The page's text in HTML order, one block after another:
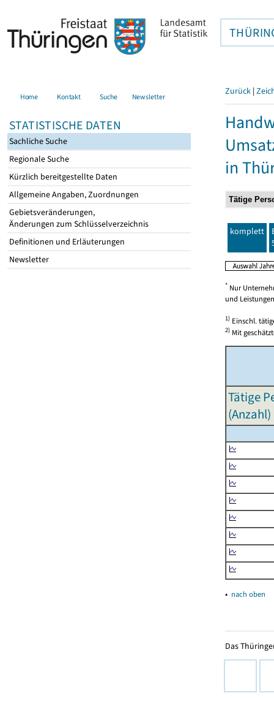
Home Kontakt Suche Newsletter
STATISTISCHE DATEN
Sachliche Suche
Regionale Suche
Kürzlich bereitgestellte Daten
Allgemeine Angaben, Zuordnungen
Gebietsveränderungen,
Änderungen zum Schlüsselverzeichnis
Definitionen und Erläuterungen
Newsletter
Zurück |
in
komplett
* Nur
und
1) Einschl.
2) Mit
Tätige
(Anzahl)
▴ nach oben
Das